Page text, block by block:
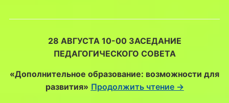
28 АВГУСТА 10-00 ЗАСЕДАНИЕ
ПЕДАГОГИЧЕСКОГО СОВЕТА
«Дополнительное образование: возможности для
развития» Продолжить чтение →